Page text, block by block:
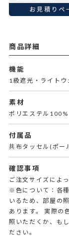
商品詳細
機能
1級遮光・ライト
素材
ポリエステル100%
付属品
共布タッセル(ポー
確認事項
ご注文サイズによ
※色について：各
いるため、部屋の
あります。 実際の
照いただくか、も
ださい。